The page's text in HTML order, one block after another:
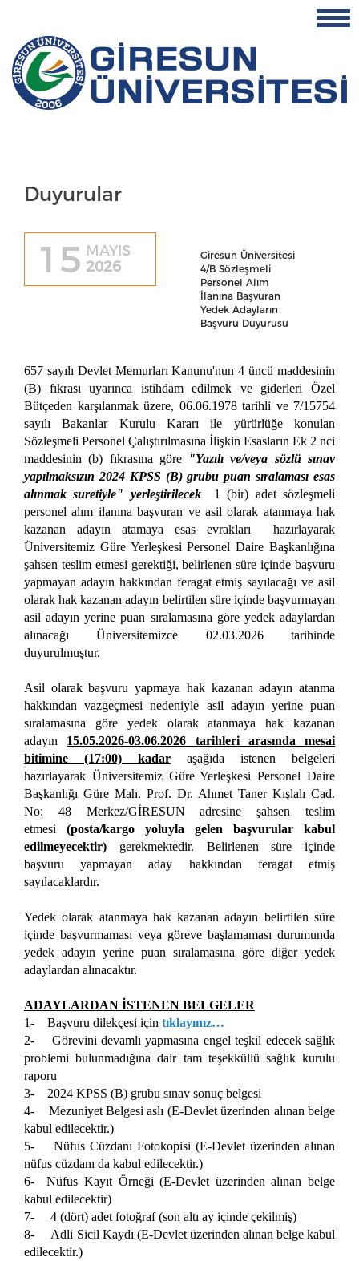
Duyurular
15 MAYIS
2026
Giresun Üniversitesi
4/B Sözleşmeli
Personel Alım
İlanına Başvuran
Yedek Adayların
Başvuru Duyurusu
657 sayılı Devlet Memurları Kanunu'nun 4 üncü maddesinin
(B) fıkrası uyarınca istihdam edilmek ve giderleri Özel
Bütçeden karşılanmak üzere, 06.06.1978 tarihli ve 7/15754
sayılı Bakanlar Kurulu Kararı ile yürürlüğe konulan
Sözleşmeli Personel Çalıştırılmasına İlişkin Esasların Ek 2 nci
maddesinin (b) fıkrasına göre "Yazılı ve/veya sözlü sınav
yapılmaksızın 2024 KPSS (B) grubu puan sıralaması esas
alınmak suretiyle" yerleştirilecek 1 (bir) adet sözleşmeli
personel alım ilanına başvuran ve asil olarak atanmaya hak
kazanan adayın atamaya esas evrakları hazırlayarak
Üniversitemiz Güre Yerleşkesi Personel Daire Başkanlığına
şahsen teslim etmesi gerektiği, belirlenen süre içinde başvuru
yapmayan adayın hakkından feragat etmiş sayılacağı ve asil
olarak hak kazanan adayın belirtilen süre içinde başvurmayan
asil adayın yerine puan sıralamasına göre yedek adaylardan
alınacağı Üniversitemizce 02.03.2026 tarihinde
duyurulmuştur.
Asil olarak başvuru yapmaya hak kazanan adayın atanma
hakkından vazgeçmesi nedeniyle asil adayın yerine puan
sıralamasına göre yedek olarak atanmaya hak kazanan
adayın 15.05.2026-03.06.2026 tarihleri arasında mesai
bitimine (17:00) kadar aşağıda istenen belgeleri
hazırlayarak Üniversitemiz Güre Yerleşkesi Personel Daire
Başkanlığı Güre Mah. Prof. Dr. Ahmet Taner Kışlalı Cad.
No: 48 Merkez/GİRESUN adresine şahsen teslim
etmesi (posta/kargo yoluyla gelen başvurular kabul
edilmeyecektir) gerekmektedir. Belirlenen süre içinde
başvuru yapmayan aday hakkından feragat etmiş
sayılacaklardır.
Yedek olarak atanmaya hak kazanan adayın belirtilen süre
içinde başvurmaması veya göreve başlamaması durumunda
yedek adayın yerine puan sıralamasına göre diğer yedek
adaylardan alınacaktır.
ADAYLARDAN İSTENEN BELGELER
1- Başvuru dilekçesi için tıklayınız…
2- Görevini devamlı yapmasına engel teşkil edecek sağlık
problemi bulunmadığına dair tam teşekküllü sağlık kurulu
raporu
3- 2024 KPSS (B) grubu sınav sonuç belgesi
4- Mezuniyet Belgesi aslı (E-Devlet üzerinden alınan belge
kabul edilecektir.)
5- Nüfus Cüzdanı Fotokopisi (E-Devlet üzerinden alınan
nüfus cüzdanı da kabul edilecektir.)
6- Nüfus Kayıt Örneği (E-Devlet üzerinden alınan belge
kabul edilecektir)
7- 4 (dört) adet fotoğraf (son altı ay içinde çekilmiş)
8- Adli Sicil Kaydı (E-Devlet üzerinden alınan belge kabul
edilecektir.)